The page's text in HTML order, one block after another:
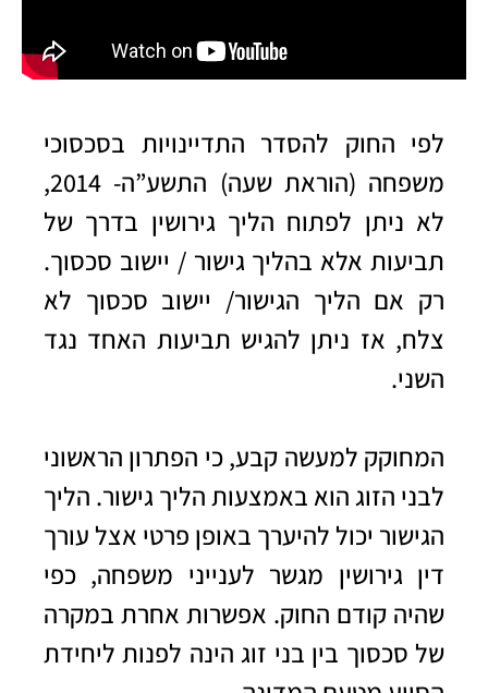
לפי החוק להסדר התדיינויות בסכסוכי
משפחה (הוראת שעה) התשע”ה- 2014,
לא ניתן לפתוח הליך גירושין בדרך של
תביעות אלא בהליך גישור / יישוב סכסוך.
רק אם הליך הגישור/ יישוב סכסוך לא
צלח, אז ניתן להגיש תביעות האחד נגד
השני.
המחוקק למעשה קבע, כי הפתרון הראשוני
לבני הזוג הוא באמצעות הליך גישור. הליך
הגישור יכול להיערך באופן פרטי אצלעורך
דין גירושין מגשר לענייני משפחה, כפי
שהיה קודם החוק. אפשרות אחרת במקרה
של סכסוך בין בני זוג הינה לפנות ליחידת